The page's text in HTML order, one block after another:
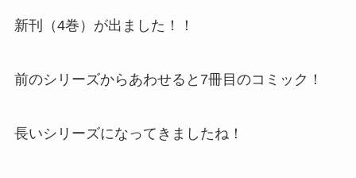
新刊（4巻）が出ました！！
前のシリーズからあわせると7冊目のコミック！
長いシリーズになってきましたね！